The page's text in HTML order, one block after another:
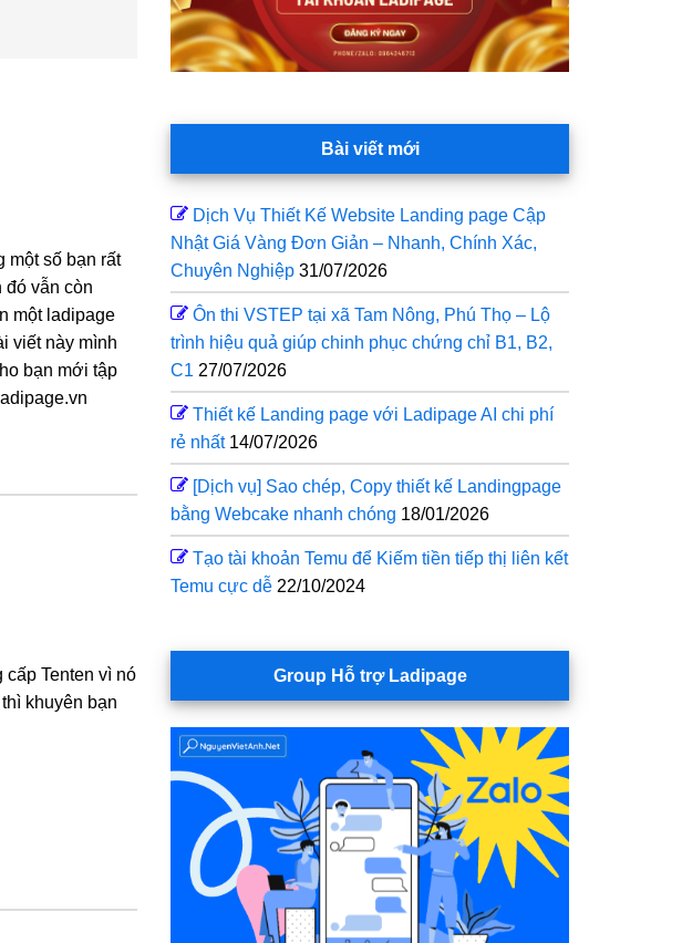
một số bạn rất
đó vẫn còn
một ladipage
viết này mình
bạn mới tập
cấp Tenten vì nó
khuyên bạn
Bài viết mới
Dịch Vụ Thiết Kế Website Landing page Cập
Nhật Giá Vàng Đơn Giản – Nhanh, Chính Xác,
Chuyên Nghiệp 31/07/2026
Ôn thi VSTEP tại xã Tam Nông, Phú Thọ – Lộ
trình hiệu quả giúp chinh phục chứng chỉ B1, B2,
C1 27/07/2026
Thiết kế Landing page với Ladipage AI chi phí
rẻ nhất 14/07/2026
[Dịch vụ] Sao chép, Copy thiết kế Landingpage
bằng Webcake nhanh chóng 18/01/2026
Tạo tài khoản Temu để Kiếm tiền tiếp thị liên kết
Temu cực dễ 22/10/2024
Group Hỗ trợ Ladipage